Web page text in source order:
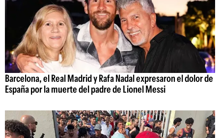
Barcelona, el Real Madrid y Rafa Nadal expresaron el dolor de
España por la muerte del padre de Lionel Messi